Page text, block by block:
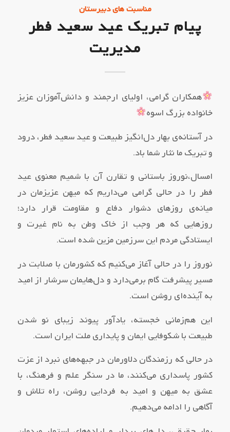
مناسبت های دبیرستان
پیام تبریک عید سعید فطر
مدیریت
همکاران گرامی، اولیای ارجمند و دانش‌آموزان عزیز
خانواده بزرگ اسوه
در آستانه‌ی بهار دل‌انگیز طبیعت و عید سعید فطر، درود
و تبریک ما نثار شما باد.
امسال،نوروز باستانی و تقارن آن با شمیم معنوی عید
فطر را در حالی گرامی می‌داریم که میهن عزیزمان در
میانه‌ی روزهای دشوار دفاع و مقاومت قرار دارد؛
روزهایی که هر وجب از خاک وطن به نام غیرت و
ایستادگی مردم این سرزمین مزین شده است.
نوروز را در حالی آغاز می‌کنیم که کشورمان با صلابت در
مسیر پیشرفت گام برمی‌دارد و دل‌هایمان سرشار از امید
به آینده‌ای روشن است.
این هم‌زمانی خجسته، یادآور پیوند زیبای نو شدن
طبیعت با شکوفایی ایمان و پایداری ملت ایران است.
در حالی که رزمندگان دلاورمان در جبهه‌های نبرد از عزت
کشور پاسداری می‌کنند، ما در سنگر علم و فرهنگ، با
عشق به میهن و امید به فردایی روشن، راه تلاش و
آگاهی را ادامه می‌دهیم.